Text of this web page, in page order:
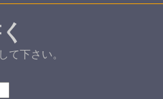
て下さい。